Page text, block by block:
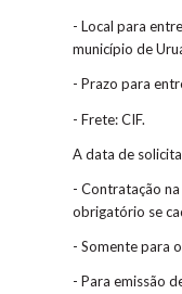
- Local para
município de
- Prazo para
- Frete: CIF.
A data de
- Contratação
obrigatório se
- Somente para
- Para emissão